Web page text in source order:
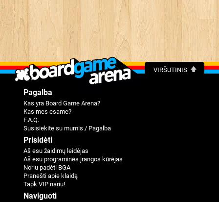
VIRŠUTINIS
Pagalba
Kas yra Board Game Arena?
Kas mes esame?
F.A.Q.
Susisiekite su mumis / Pagalba
Prisidėti
Aš esu žaidimų leidėjas
Aš esu programinės įrangos kūrėjas
Noriu padėti BGA
Pranešti apie klaidą
Tapk VIP nariu!
Naviguoti